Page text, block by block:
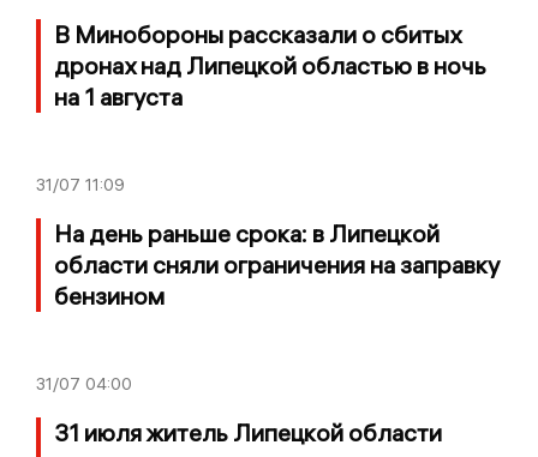
В Минобороны рассказали о сбитых
дронах над Липецкой областью в ночь
на 1 августа
31/07 11:09
На день раньше срока: в Липецкой
области сняли ограничения на заправку
бензином
31/07 04:00
31 июля житель Липецкой области